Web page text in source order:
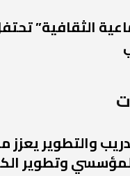
الثقافية”
والتطوير
وتطوير